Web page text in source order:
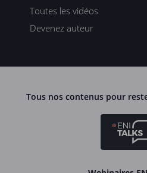
Toutes les vidéos
Devenez auteur
Tous nos contenus pour